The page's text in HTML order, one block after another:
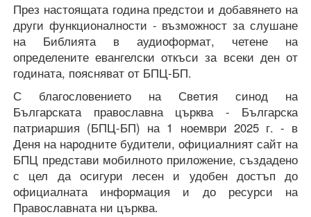
През настоящата година предстои и добавянето на
други функционалности - възможност за слушане
на Библията в аудиоформат, четене на
определените евангелски откъси за всеки ден от
годината, поясняват от БПЦ-БП.
С благословението на Свeтия синод на
Българската православна църква - Българска
патриаршия (БПЦ-БП) на 1 ноември 2025 г. - в
Деня на народните будители, официалният сайт на
БПЦ представи мобилното приложение, създадено
с цел да осигури лесен и удобен достъп до
официалната информация и до ресурси на
Православната ни църква.